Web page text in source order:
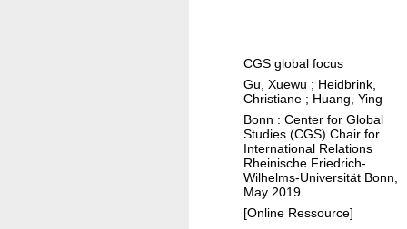
l
i
t
i
c
s
a
n
CGS global focus
Gu, Xuewu ; Heidbrink,
Christiane ; Huang, Ying
Bonn : Center for Global
Studies (CGS) Chair for
International Relations
Rheinische Friedrich-
Wilhelms-Universität Bonn,
May 2019
[Online Ressource]